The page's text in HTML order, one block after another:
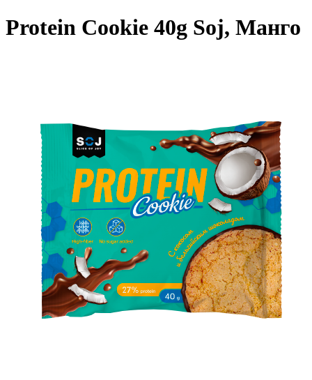
Protein Cookie 40g Soj, Манго